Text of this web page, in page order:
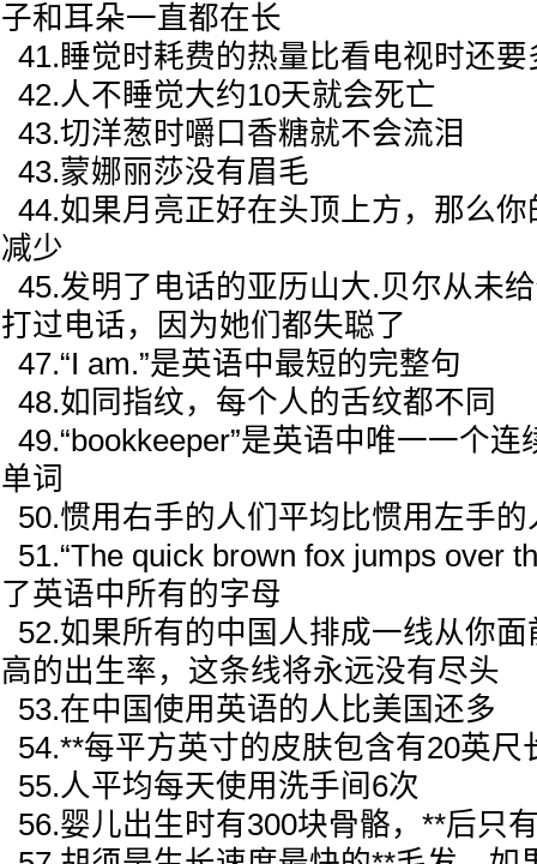
子和耳朵一直都在长
41.睡觉时耗费的热量比看电视时还要
42.人不睡觉大约10天就会死亡
43.切洋葱时嚼口香糖就不会流泪
43.蒙娜丽莎没有眉毛
44.如果月亮正好在头顶上方，那么
减少
45.发明了电话的亚历山大.贝尔从未
打过电话，因为她们都失聪了
47.“I am.”是英语中最短的完整句
48.如同指纹，每个人的舌纹都不同
49.“bookkeeper”是英语中唯一一个
单词
50.惯用右手的人们平均比惯用左手
51.“The quick brown fox jumps over
了英语中所有的字母
52.如果所有的中国人排成一线从你
高的出生率，这条线将永远没有尽头
53.在中国使用英语的人比美国还多
54.**每平方英寸的皮肤包含有20英尺
55.人平均每天使用洗手间6次
56.婴儿出生时有300块骨骼，**后只